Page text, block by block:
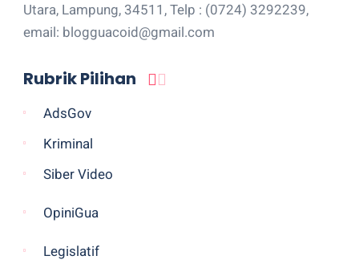
Utara, Lampung, 34511, Telp : (0724) 3292239,
email: blogguacoid@gmail.com
Rubrik Pilihan
AdsGov
Kriminal
Siber Video
OpiniGua
Legislatif